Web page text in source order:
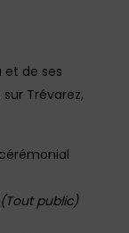
de ses
Trévarez,
(Tout public)